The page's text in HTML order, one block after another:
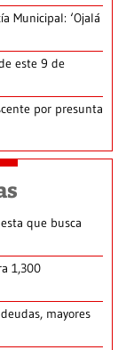
Municipal: ‘Ojalá
este 9 de
por presunta
que busca
1,300
mayores